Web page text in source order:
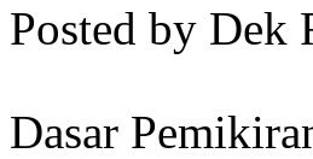
Posted by Dek
Dasar